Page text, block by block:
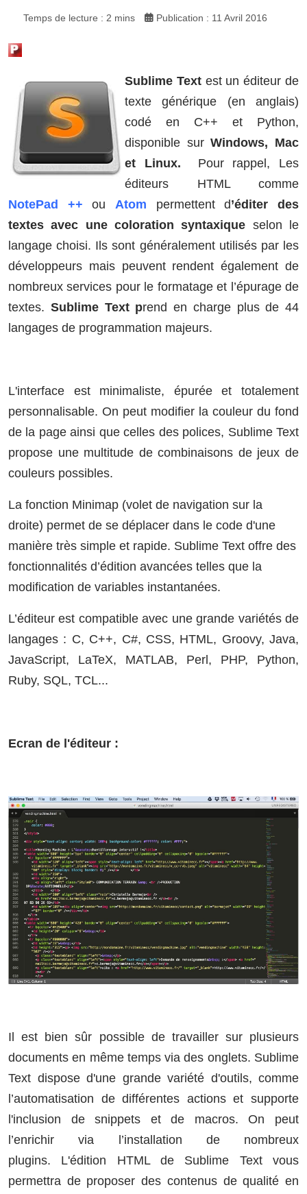
Temps de lecture : 2 mins Publication : 11 Avril 2016
Sublime Textest un éditeur de
texte générique (en anglais)
codé en C++ et Python,
disponible surWindows, Mac
et Linux. Pour rappel, Les
éditeurs HTML comme
NotePad ++ ou Atom permettent d’éditer des
textes avec une coloration syntaxique selon le
langage choisi. Ils sont généralement utilisés par les
développeurs mais peuvent rendent également de
nombreux services pour le formatage et l’épurage de
textes. Sublime Text prend en charge plus de 44
langages de programmation majeurs.
L'interface est minimaliste, épurée et totalement
personnalisable. On peut modifier la couleur du fond
de la page ainsi que celles des polices, Sublime Text
propose une multitude de combinaisons de jeux de
couleurs possibles.
La fonction Minimap (volet de navigation sur la
droite) permet de se déplacer dans le code d'une
manière très simple et rapide. Sublime Text offre des
fonctionnalités d’édition avancées telles que la
modification de variables instantanées.
L’éditeur est compatible avec une grande variétés de
langages : C, C++, C#, CSS, HTML, Groovy, Java,
JavaScript, LaTeX, MATLAB, Perl, PHP, Python,
Ruby, SQL, TCL...
Ecran de l'éditeur :
Il est bien sûr possible de travailler sur plusieurs
documents en même temps via des onglets. Sublime
Text dispose d'une grande variété d'outils, comme
l’automatisation de différentes actions et supporte
l'inclusion de snippets et de macros. On peut
l’enrichir via l’installation de nombreux
plugins. L'édition HTML de Sublime Text vous
permettra de proposer des contenus de qualité en